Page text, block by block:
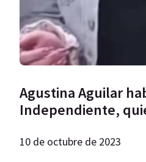
Agustina Aguilar
Independiente,
10 de octubre de 2023